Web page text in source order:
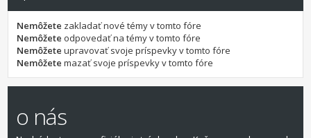
Nemôžete zakladať nové témy v tomto fóre
Nemôžete odpovedať na témy v tomto fóre
Nemôžete upravovať svoje príspevky v tomto fóre
Nemôžete mazať svoje príspevky v tomto fóre
o nás